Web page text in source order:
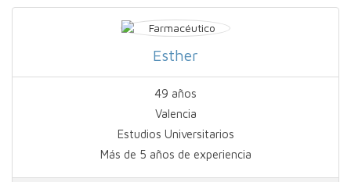
Esther
49 años
Valencia
Estudios Universitarios
Más de 5 años de experiencia